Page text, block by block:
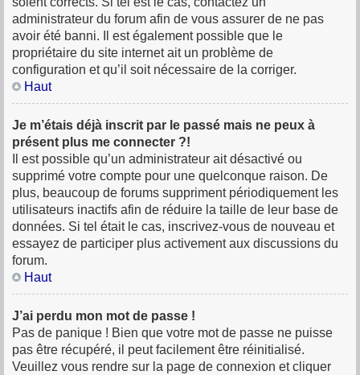
administrateur du forum afin de vous assurer de ne pas
avoir été banni. Il est également possible que le
propriétaire du site internet ait un problème de
configuration et qu’il soit nécessaire de la corriger.
Haut
Je m’étais déjà inscrit par le passé mais ne peux à
présent plus me connecter ?!
Il est possible qu’un administrateur ait désactivé ou
supprimé votre compte pour une quelconque raison. De
plus, beaucoup de forums suppriment périodiquement les
utilisateurs inactifs afin de réduire la taille de leur base de
données. Si tel était le cas, inscrivez-vous de nouveau et
essayez de participer plus activement aux discussions du
forum.
Haut
J’ai perdu mon mot de passe !
Pas de panique ! Bien que votre mot de passe ne puisse
pas être récupéré, il peut facilement être réinitialisé.
Veuillez vous rendre sur la page de connexion et cliquer